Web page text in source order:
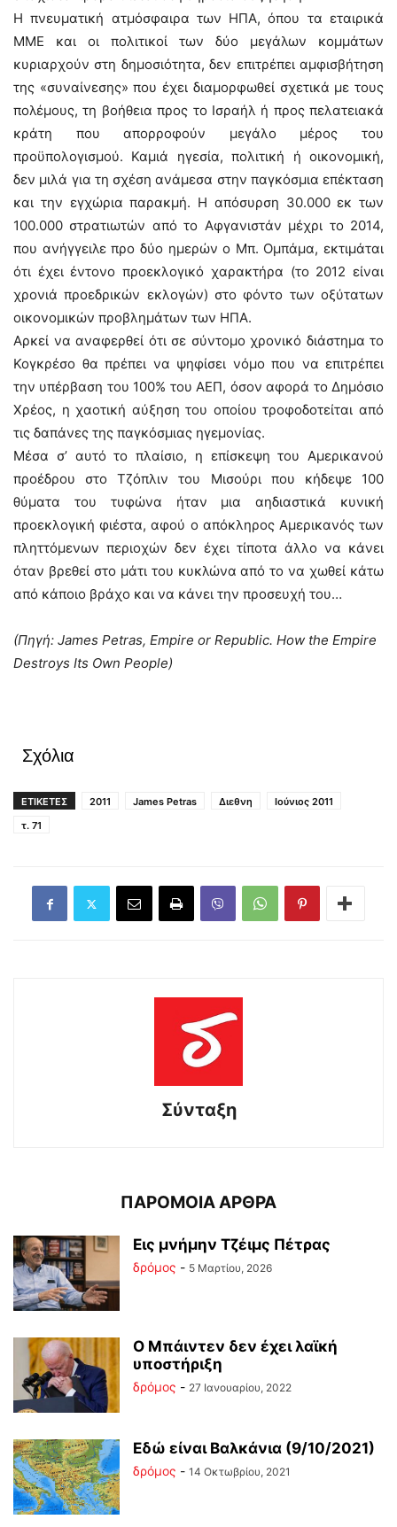
Η πνευματική ατμόσφαιρα των ΗΠΑ, όπου τα εταιρικά
ΜΜΕ και οι πολιτικοί των δύο μεγάλων κομμάτων
κυριαρχούν στη δημοσιότητα, δεν επιτρέπει αμφισβήτηση
της «συναίνεσης» που έχει διαμορφωθεί σχετικά με τους
πολέμους, τη βοήθεια προς το Ισραήλ ή προς πελατειακά
κράτη που απορροφούν μεγάλο μέρος του
προϋπολογισμού. Καμιά ηγεσία, πολιτική ή οικονομική,
δεν μιλά για τη σχέση ανάμεσα στην παγκόσμια επέκταση
και την εγχώρια παρακμή. Η απόσυρση 30.000 εκ των
100.000 στρατιωτών από το Αφγανιστάν μέχρι το 2014,
που ανήγγειλε προ δύο ημερών ο Μπ. Ομπάμα, εκτιμάται
ότι έχει έντονο προεκλογικό χαρακτήρα (το 2012 είναι
χρονιά προεδρικών εκλογών) στο φόντο των οξύτατων
οικονομικών προβλημάτων των ΗΠΑ.
Αρκεί να αναφερθεί ότι σε σύντομο χρονικό διάστημα το
Κογκρέσο θα πρέπει να ψηφίσει νόμο που να επιτρέπει
την υπέρβαση του 100% του ΑΕΠ, όσον αφορά το Δημόσιο
Χρέος, η χαοτική αύξηση του οποίου τροφοδοτείται από
τις δαπάνες της παγκόσμιας ηγεμονίας.
Μέσα σ’ αυτό το πλαίσιο, η επίσκεψη του Αμερικανού
προέδρου στο Τζόπλιν του Μισούρι που κήδεψε 100
θύματα του τυφώνα ήταν μια αηδιαστικά κυνική
προεκλογική φιέστα, αφού ο απόκληρος Αμερικανός των
πληττόμενων περιοχών δεν έχει τίποτα άλλο να κάνει
όταν βρεθεί στο μάτι του κυκλώνα από το να χωθεί κάτω
από κάποιο βράχο και να κάνει την προσευχή του…
(Πηγή: James Petras, Empire or Republic. How the Empire
Destroys Its Own People)
Σχόλια
ΕΤΙΚΕΤΕΣ 2011 James Petras Διεθνη
Ιούνιος 2011
τ. 71
Σύνταξη
ΠΑΡΟΜΟΙΑ ΑΡΘΡΑ
Εις μνήμην Τζέιμς Πέτρας
δρόμος - 5 Μαρτίου, 2026
Ο Μπάιντεν δεν έχει λαϊκή
υποστήριξη
δρόμος - 27 Ιανουαρίου, 2022
Εδώ είναι Βαλκάνια (9/10/2021)
δρόμος - 14 Οκτωβρίου, 2021